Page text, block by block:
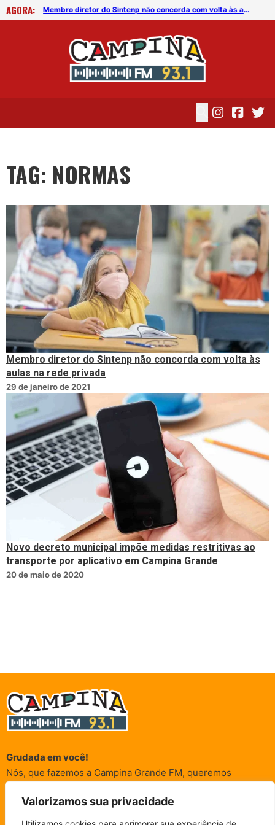
Valorizamos sua privacidade
AGORA:
Novo decreto municipal impõe medidas restritivas ao transporte por aplicativo em Campina Grande Membro diretor do Sintenp não concorda com volta às aulas na rede privada
TAG: NORMAS
Membro diretor do Sintenp não concorda com volta às
aulas na rede privada
29 de janeiro de 2021
Novo decreto municipal impõe medidas restritivas ao
transporte por aplicativo em Campina Grande
20 de maio de 2020
Grudada em você!
Nós, que fazemos a Campina Grande FM, queremos
acompanham sempre. É para vocês que a Rádio existe e por
vocês que as informações (informativas, de entretenimento,